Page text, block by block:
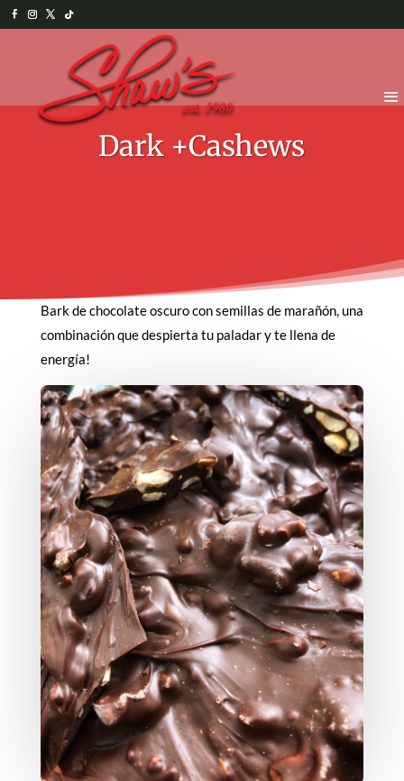
Dark +Cashews
Bark de chocolate oscuro con semillas de marañón, una
combinación que despierta tu paladar y te llena de
energía!